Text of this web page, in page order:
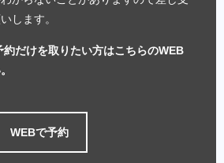
します。
だけを取りたい方はこちらのWEB
WEBで予約